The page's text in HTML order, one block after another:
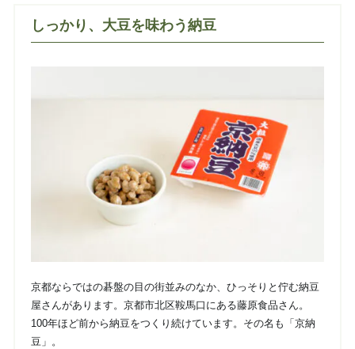
しっかり、大豆を味わう納豆
京都ならではの碁盤の目の街並みのなか、ひっそりと佇む納豆
屋さんがあります。京都市北区鞍馬口にある藤原食品さん。
100年ほど前から納豆をつくり続けています。その名も「京納
豆」。